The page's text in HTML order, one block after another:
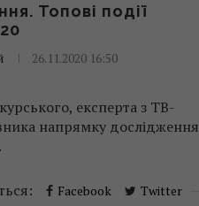
Топові події
26.11.2020 16:50
експерта з ТВ-
напрямку дослідження
Facebook Twitter